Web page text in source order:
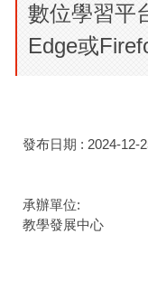
數位學習平
Edge或
發布日期 : 2024-12-
承辦單位:
教學發展中心